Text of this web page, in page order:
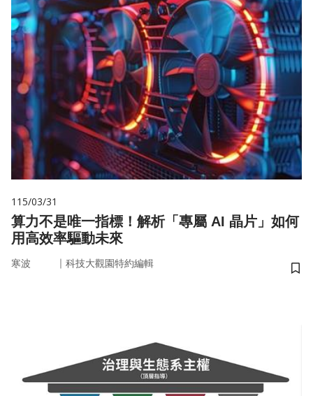
115/03/31
算力不是唯一指標！解析「專屬 AI 晶片」如何
用高效率驅動未來
寒波 ｜ 科技大觀園特約編輯
儲